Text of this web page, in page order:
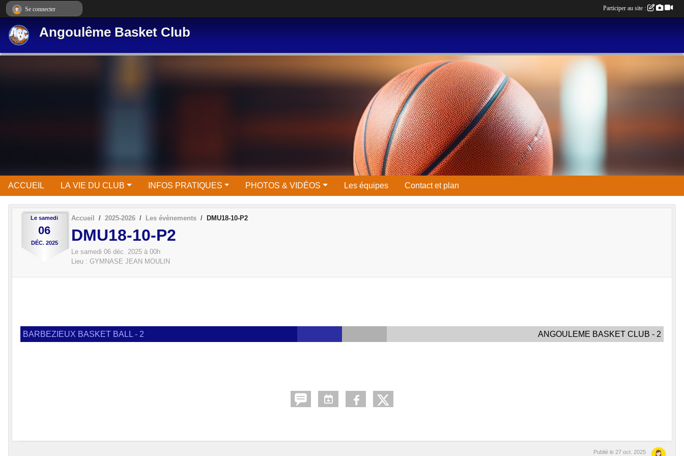
Angoulême Basket Club
ACCUEIL LA VIE DU CLUB INFOS PRATIQUES PHOTOS & VIDÉOS Les équipes Contact et plan
Le samedi
06
DÉC. 2025
Accueil 2025-2026 Les évènements DMU18-10-P2
DMU18-10-P2
Le samedi 06 déc. 2025 à 00h
Lieu : GYMNASE JEAN MOULIN
BARBEZIEUX BASKET BALL - 2 ANGOULEME BASKET CLUB - 2
Publié le 27 oct. 2025
Se connecter Participer au site :
Panneau de gestion des cookies